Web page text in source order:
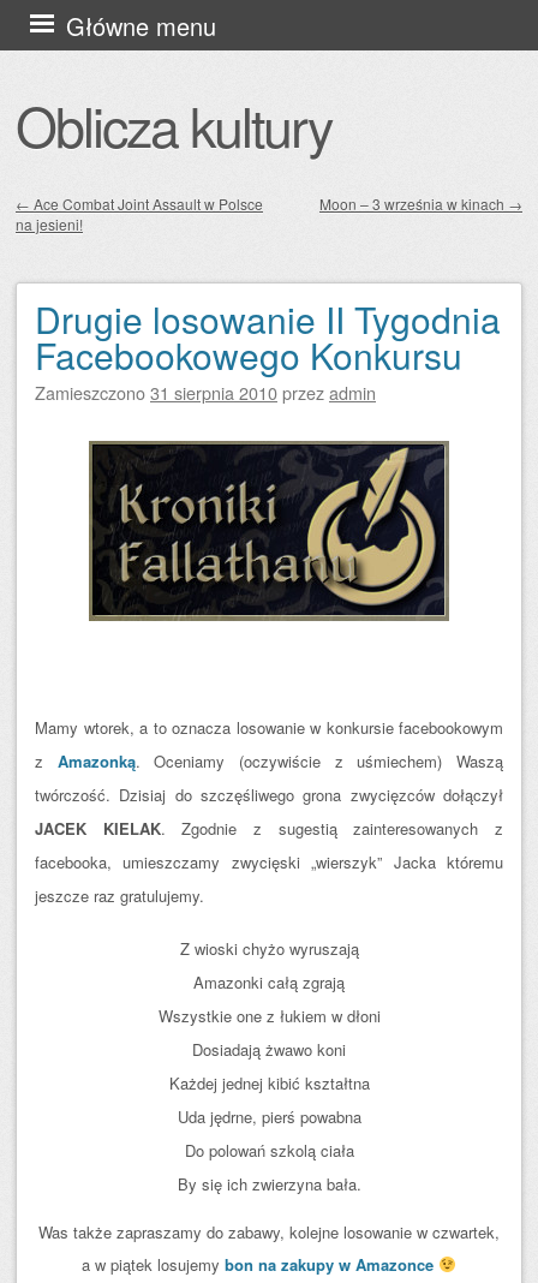
Oblicza kultury
Główne menu
Przejdź
do
Zobacz wpisy
← Ace Combat Joint Assault w Polsce
na jesieni!
Moon – 3 września w kinach →
Drugie losowanie II Tygodnia
Facebookowego Konkursu
Zamieszczono31 sierpnia 2010przezadmin
Mamy wtorek, a to oznacza losowanie w konkursie facebookowym
z Amazonką. Oceniamy (oczywiście z uśmiechem) Waszą
twórczość. Dzisiaj do szczęśliwego grona zwycięzców dołączył
JACEK KIELAK. Zgodnie z sugestią zainteresowanych z
facebooka, umieszczamy zwycięski „wierszyk” Jacka któremu
jeszcze raz gratulujemy.
Z wioski chyżo wyruszają
Amazonki całą zgrają
Wszystkie one z łukiem w dłoni
Dosiadają żwawo koni
Każdej jednej kibić kształtna
Uda jędrne, pierś powabna
Do polowań szkolą ciała
By się ich zwierzyna bała.
Was także zapraszamy do zabawy, kolejne losowanie w czwartek,
a w piątek losujemybon na zakupy w Amazonce